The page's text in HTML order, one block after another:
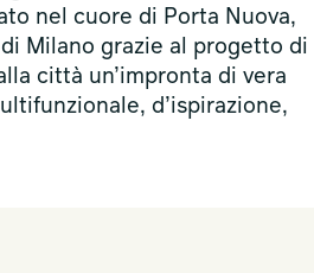
nel cuore di Porta Nuova,
Milano grazie al progetto di
città un’impronta di vera
d’ispirazione,